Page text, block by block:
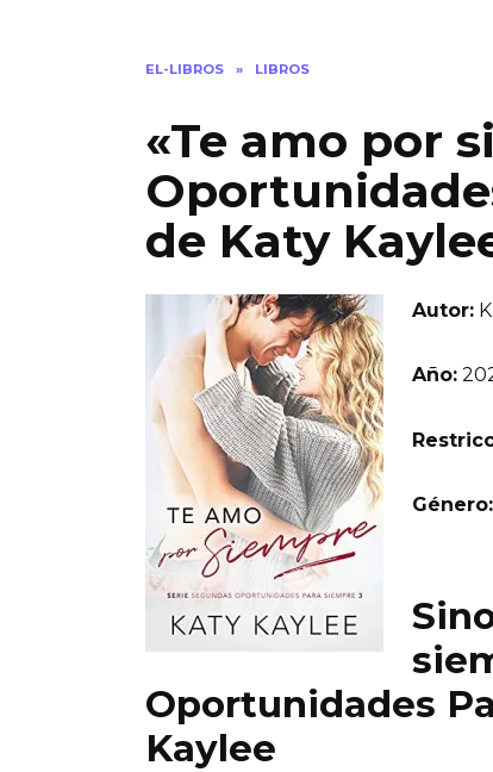
EL-LIBROS » LIBROS
«Te amo por
de Katy
Autor:
Año:
Género:
Oportunidades
Kaylee